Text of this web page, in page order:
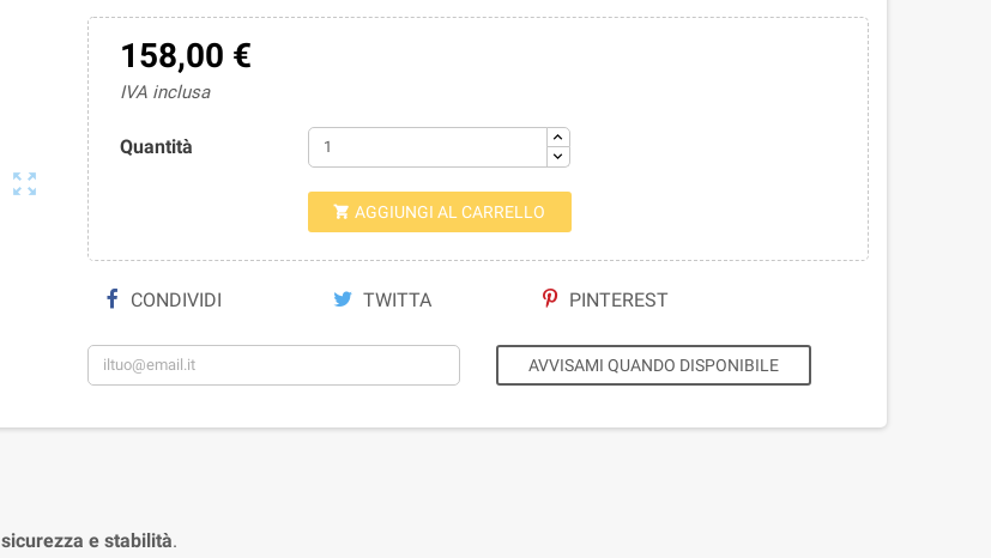

158,00 €
IVA inclusa
Quantità
 AGGIUNGI AL CARRELLO
CONDIVIDI TWITTA PINTEREST
AVVISAMI QUANDO DISPONIBILE
sicurezza e stabilità.